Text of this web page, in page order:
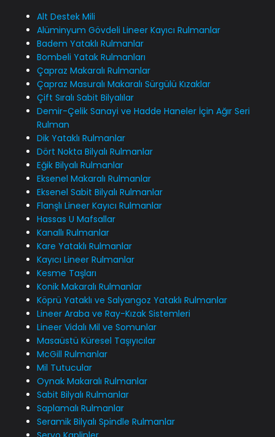
Alt Destek Mili
Alüminyum Gövdeli Lineer Kayıcı Rulmanlar
Badem Yataklı Rulmanlar
Bombeli Yatak Rulmanları
Çapraz Makaralı Rulmanlar
Çapraz Masuralı Makaralı Sürgülü Kızaklar
Çift Sıralı Sabit Bilyalılar
Demir-Çelik Sanayi ve Hadde Haneler İçin Ağır Seri
Rulman
Dik Yataklı Rulmanlar
Dört Nokta Bilyalı Rulmanlar
Eğik Bilyalı Rulmanlar
Eksenel Makaralı Rulmanlar
Eksenel Sabit Bilyalı Rulmanlar
Flanşlı Lineer Kayıcı Rulmanlar
Hassas U Mafsallar
Kanallı Rulmanlar
Kare Yataklı Rulmanlar
Kayıcı Lineer Rulmanlar
Kesme Taşları
Konik Makaralı Rulmanlar
Köprü Yataklı ve Salyangoz Yataklı Rulmanlar
Lineer Araba ve Ray-Kızak Sistemleri
Lineer Vidalı Mil ve Somunlar
Masaüstü Küresel Taşıyıcılar
McGill Rulmanlar
Mil Tutucular
Oynak Makaralı Rulmanlar
Sabit Bilyalı Rulmanlar
Saplamalı Rulmanlar
Seramik Bilyalı Spindle Rulmanlar